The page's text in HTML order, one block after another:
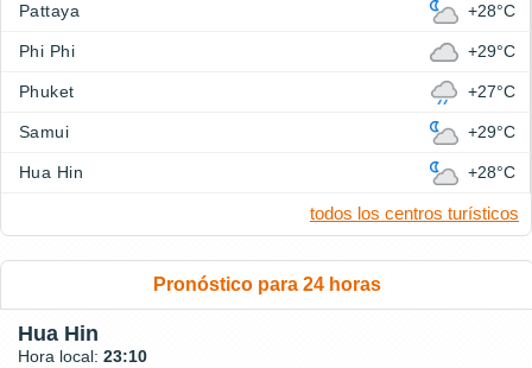
Pattaya +28°C
Phi Phi +29°C
Phuket +27°C
Samui +29°C
Hua Hin +28°C
todos los centros turísticos
Pronóstico para 24 horas
Hua Hin
Hora local: 23:10